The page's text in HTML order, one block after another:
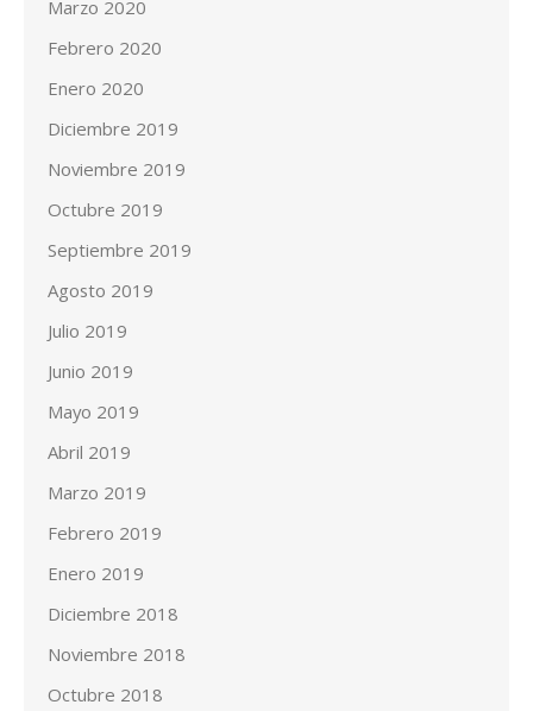
Marzo 2020
Febrero 2020
Enero 2020
Diciembre 2019
Noviembre 2019
Octubre 2019
Septiembre 2019
Agosto 2019
Julio 2019
Junio 2019
Mayo 2019
Abril 2019
Marzo 2019
Febrero 2019
Enero 2019
Diciembre 2018
Noviembre 2018
Octubre 2018